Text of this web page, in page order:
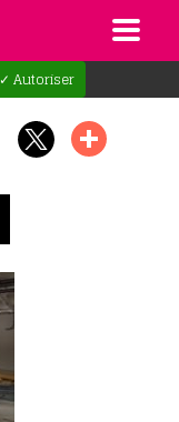
✓ Autoriser